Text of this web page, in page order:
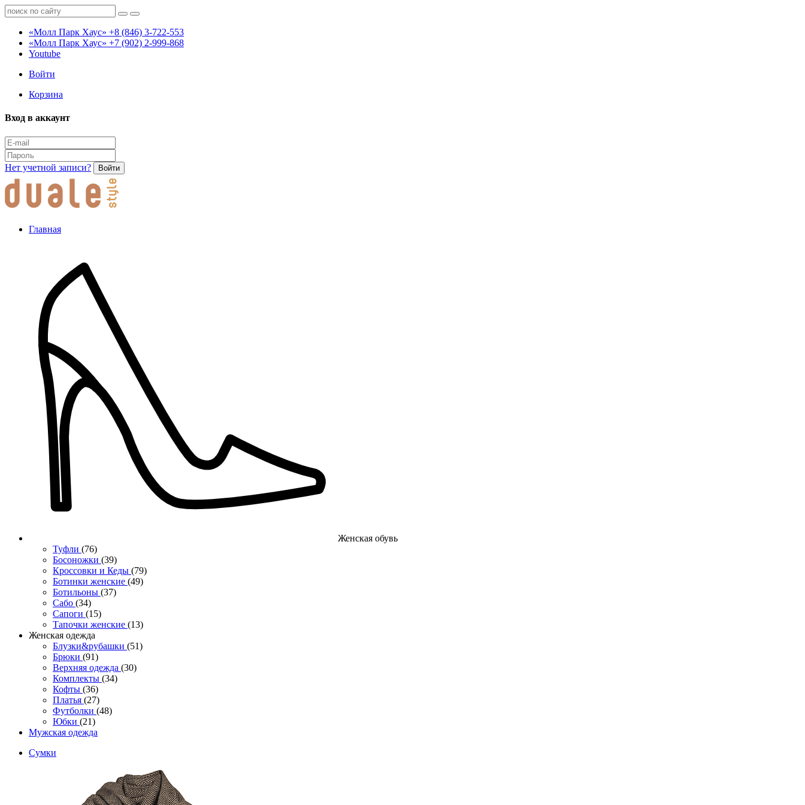
«Молл Парк Хаус» +8 (846) 3-722-553
«Молл Парк Хаус» +7 (902) 2-999-868
Youtube
Войти
Корзина
Вход в аккаунт
Нет учетной записи? Войти
Главная
Женcкая обувь
Туфли (76)
Босоножки (39)
Кроссовки и Кеды (79)
Ботинки женские (49)
Ботильоны (37)
Сабо (34)
Сапоги (15)
Тапочки женские (13)
Женская одежда
Блузки&рубашки (51)
Брюки (91)
Верхняя одежда (30)
Комплекты (34)
Кофты (36)
Платья (27)
Футболки (48)
Юбки (21)
Мужская одежда
Сумки